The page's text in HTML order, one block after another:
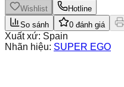
Wishlist
Hotline
So sánh
0 đánh giá
Xuất xứ: Spain
Nhãn hiệu: SUPER EGO